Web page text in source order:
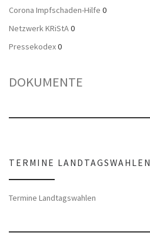
Corona Impfschaden-Hilfe 0
Netzwerk KRiStA0
Pressekodex0
DOKUMENTE
TERMINE LANDTAGSWAHLEN
Termine Landtagswahlen